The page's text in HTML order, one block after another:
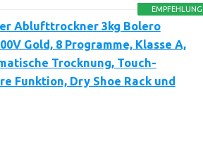
EMPFEHLUNG
Ablufttrockner 3kg Bolero
Gold, 8 Programme, Klasse A,
Trocknung, Touch-
Funktion, Dry Shoe Rack und